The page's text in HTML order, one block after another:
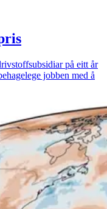
på eitt år
jobben med å